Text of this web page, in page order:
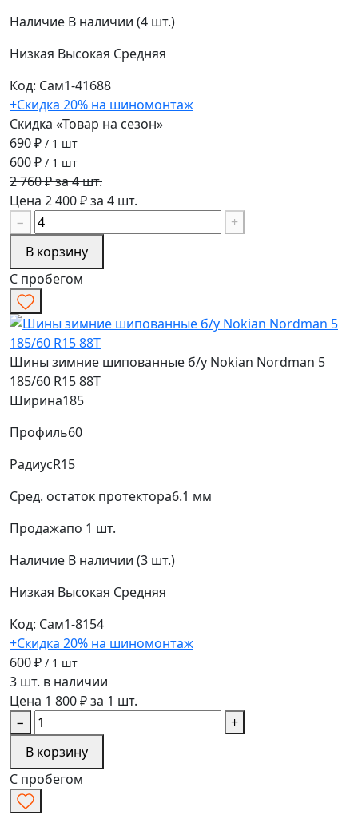
Наличие В наличии (4 шт.)
Низкая Высокая Средняя
Код: Сам1-41688
+Скидка 20% на шиномонтаж
Скидка «Товар на сезон»
690 ₽ / 1 шт
600 ₽ / 1 шт
2 760 ₽ за 4 шт.
Цена 2 400 ₽ за 4 шт.
−
+
В корзину
С пробегом
Шины зимние шипованные б/у Nokian Nordman 5
185/60 R15 88T
Ширина185
Профиль60
РадиусR15
Сред. остаток протектора6.1 мм
Продажапо 1 шт.
Наличие В наличии (3 шт.)
Низкая Высокая Средняя
Код: Сам1-8154
+Скидка 20% на шиномонтаж
600 ₽ / 1 шт
3 шт. в наличии
Цена 1 800 ₽ за 1 шт.
−
+
В корзину
С пробегом